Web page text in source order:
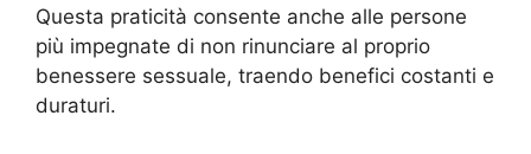
Questa praticità consente anche alle persone
più impegnate di non rinunciare al proprio
benessere sessuale, traendo benefici costanti e
duraturi.